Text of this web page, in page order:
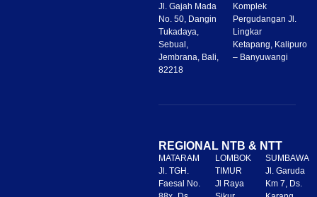
Jl. Gajah Mada
No. 50, Dangin
Tukadaya,
Sebual,
Jembrana, Bali,
82218
Komplek
Pergudangan Jl.
Lingkar
Ketapang, Kalipuro
– Banyuwangi
REGIONAL NTB & NTT
MATARAM
Jl. TGH.
Faesal No.
LOMBOK
TIMUR
Jl Raya
SUMBAWA
Jl. Garuda
Km 7, Ds.